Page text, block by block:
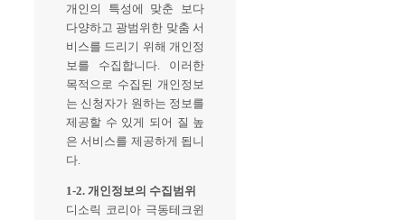
개인의 특성에 맞춘 보다
다양하고 광범위한 맞춤 서
비스를 드리기 위해 개인정
보를 수집합니다. 이러한
목적으로 수집된 개인정보
는 신청자가 원하는 정보를
제공할 수 있게 되어 질 높
은 서비스를 제공하게 됩니
다.
1-2. 개인정보의 수집범위
디소릭 코리아 극동테크윈